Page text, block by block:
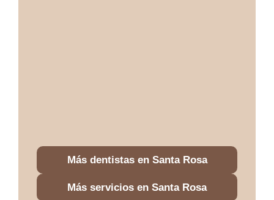
Más dentistas en Santa Rosa
Más servicios en Santa Rosa